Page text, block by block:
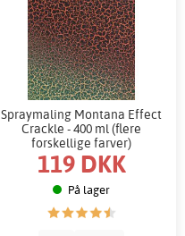
Spraymaling Montana Effect
Crackle - 400 ml (flere
forskellige farver)
119 DKK
På lager